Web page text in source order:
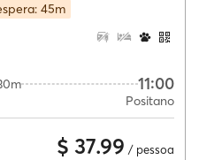
45m
11:00
Positano
$ 37.99 / pessoa